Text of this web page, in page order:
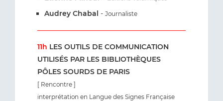
Audrey Chabal - Journaliste
11h LES OUTILS DE COMMUNICATION
UTILISÉS PAR LES BIBLIOTHÈQUES
PÔLES SOURDS DE PARIS
[ Rencontre ]
interprétation en Langue des Signes Française